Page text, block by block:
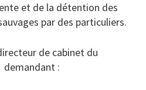
et de la détention des
par des particuliers.
de cabinet du
demandant :